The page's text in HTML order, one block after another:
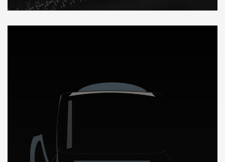
DÉCOUVREZ NOTRE IMPORTATION AUTO au Pakistan